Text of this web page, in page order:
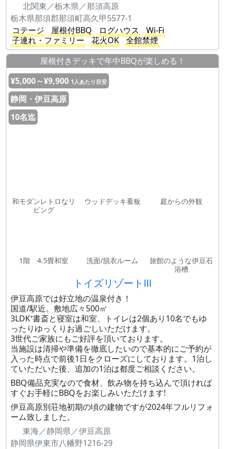
北関東／栃木県／那須高原
栃木県那須郡那須町高久甲5577-1
コテージ
屋根付BBQ ログハウス
Wi-Fi
子連れ・ファミリー
花火OK
全館禁煙
屋根付きデッキで年中BBQが楽しめる！
¥5,000～¥9,900 1人あたり目安
静岡・伊豆高原
10名迄
和モダンレトロなリ
ビング
ウッドデッキ看板 庭からの外観
1階 4.5畳和室 洗面/脱衣ルーム
旅館のような伊豆石
浴槽
トイズリゾートⅢ
伊豆高原では好立地の温泉付き！
国道/駅近。敷地広々500㎡
3LDK⁺書斎と寝室は和室、トイレは2個あり10名でもゆ
ったりゆっくりお過ごしいただけます。
3世代ご家族にもご好評を頂いております。
当施設は清掃や準備を徹底したいので基本的にご予約が
入った時点で前後1日をクローズにしております。1泊し
ていただいた後、追加の1泊は都度ご相談ください。
BBQ備品充実なので食材、飲み物を持ち込んで頂ければ
すぐお手軽にBBQをお楽しみいただけます!
伊豆高原別荘地初期の頃の建物ですが2024年フルリフォ
ーム致しました。
東海／静岡県／伊豆高原
静岡県伊東市八幡野1216-29